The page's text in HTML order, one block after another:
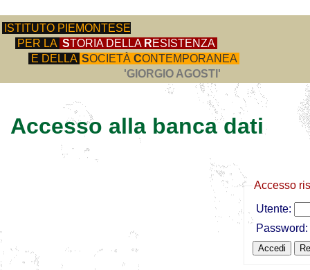
ISTITUTO PIEMONTESE
PER LA STORIA DELLA RESISTENZA
E DELLA SOCIETÀ CONTEMPORANEA
'GIORGIO AGOSTI'
Accesso alla banca dati
Accesso
Utente:
Password: